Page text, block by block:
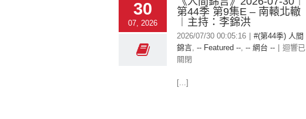
30
07, 2026
第44季 第9集E – 南轅北轍
︱主持：李錦洪
2026/07/30 00:05:16
#(第44季) 人間
錦言, -- Featured --, -- 網台 --
迴響已
關閉
[...]